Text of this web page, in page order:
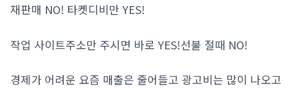
재판매 NO! 타켓디비만 YES!
작업 사이트주소만 주시면 바로 YES!선불 절때 NO!
경제가 어려운 요즘 매출은 줄어들고 광고비는 많이 나오고